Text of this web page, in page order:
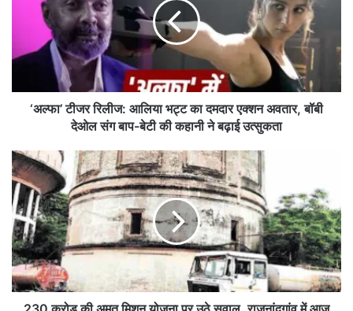
र
ली
लि
या
भ
ट्ट
का
द
म
दा
र
‘अल्फा’ टीजर रिलीज: आलिया भट्ट का दमदार एक्शन अवतार, बॉबी
देओल संग बाप-बेटी की कहानी ने बढ़ाई उत्सुकता
2
3
0
क
रो
ड़
की
अ
मृ